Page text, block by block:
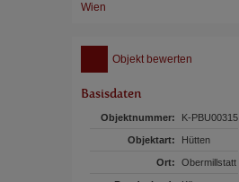
Wien
Objekt bewerten
Basisdaten
Objektnummer: K-PBU00315
Objektart: Hütten
Ort: Obermillstatt